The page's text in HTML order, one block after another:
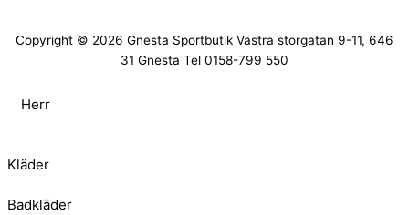
Copyright © 2026 Gnesta Sportbutik Västra storgatan 9-11, 646
31 Gnesta Tel 0158-799 550
Herr
Kläder
Badkläder